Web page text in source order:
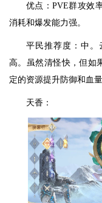
优点：PVE群攻效
消耗和爆发能力强。
平民推荐度：中。
高。虽然清怪快，但如
定的资源提升防御和血
天香：